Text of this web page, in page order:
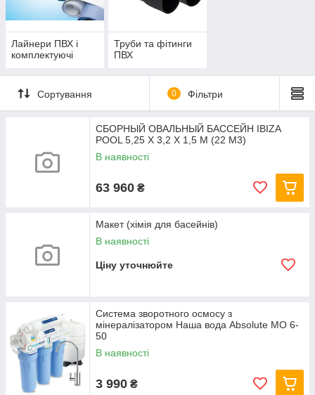
Лайнери ПВХ і
комплектуючі
Труби та фітинги
ПВХ
Сортування 0 Фільтри
СБОРНЫЙ ОВАЛЬНЫЙ БАССЕЙН IBIZA
POOL 5,25 Х 3,2 Х 1,5 М (22 М3)
В наявності
63 960 ₴
Макет (хімія для басейнів)
В наявності
Ціну уточнюйте
Система зворотного осмосу з
мінералізатором Наша вода Absolute МО 6-
50
В наявності
3 990 ₴